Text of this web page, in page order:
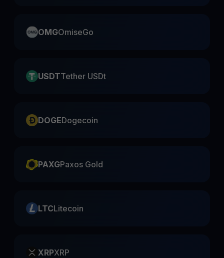
OMGOmiseGo
USDTTether USDt
DOGEDogecoin
PAXGPaxos Gold
LTCLitecoin
XRPXRP